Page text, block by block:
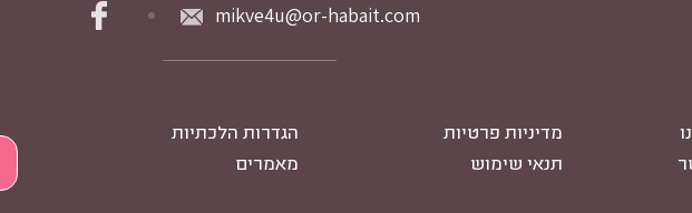
mikve4u@or-habait.com
מדיניות פרטיות
תנאי שימוש
הגדרות הלכתיות
מאמרים